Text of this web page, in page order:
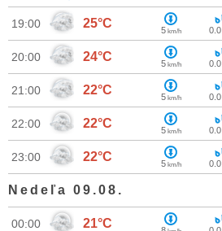
19:00 25°C 5 km/h 0.0
20:00 24°C 5 km/h 0.0
21:00 22°C 5 km/h 0.0
22:00 22°C 5 km/h 0.0
23:00 22°C 5 km/h 0.0
Nedeľa 09.08.
00:00 21°C